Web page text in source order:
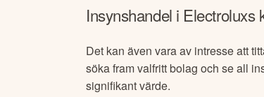
Insynshandel i Electroluxs
Det kan även vara av intresse att
söka fram valfritt bolag och se all
signifikant värde.